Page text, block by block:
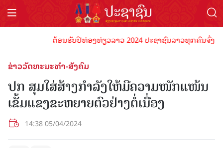
ຕ້ອນຮັບປີທ່ອງທ່ຽວລາວ 2024 ປະຊາຊົນລາວທຸກຄົນຈົ່ງພ້
ຂ່າວວັດທະນະທຳ-ສັງຄົມ
ປກ ສຸມໃສ່ສ້າງກຳລັງໃຫ້ມີຄວາມໜັກແໜ້ນ
ເຂັ້ມແຂງຂະຫຍາຍຕົວຢ່າງຕໍ່ເນື່ອງ
14:38 05/04/2024